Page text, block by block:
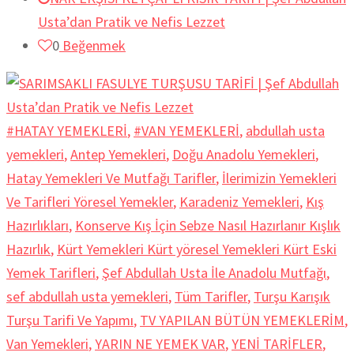
Usta’dan Pratik ve Nefis Lezzet
0 Beğenmek
#HATAY YEMEKLERİ, #VAN YEMEKLERİ, abdullah usta
yemekleri,Antep Yemekleri, Doğu Anadolu Yemekleri,
Hatay Yemekleri Ve Mutfağı Tarifler, İlerimizin Yemekleri
Ve Tarifleri Yöresel Yemekler, Karadeniz Yemekleri, Kış
Hazırlıkları, Konserve Kış İçin Sebze Nasıl Hazırlanır Kışlık
Hazırlık, Kürt Yemekleri Kürt yöresel Yemekleri Kürt Eski
Yemek Tarifleri, Şef Abdullah Usta İle Anadolu Mutfağı,
sef abdullah usta yemekleri, Tüm Tarifler, Turşu Karışık
Turşu Tarifi Ve Yapımı, TV YAPILAN BÜTÜN YEMEKLERİM,
Van Yemekleri,YARIN NE YEMEK VAR,YENİ TARİFLER,